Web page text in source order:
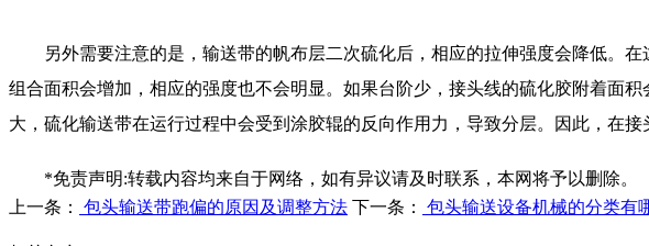
另外需要注意的是，输送带的帆布层二次硫化后，相应的拉伸强度会降低。在
组合面积会增加，相应的强度也不会明显。如果台阶少，接头线的硫化胶附着面
大，硫化输送带在运行过程中会受到涂胶辊的反向作用力，导致分层。因此，在
*免责声明:转载内容均来自于网络，如有异议请及时联系，本网将予以删除。
上一条：
包头输送带跑偏的原因及调整方法 下一条： 包头输送设备机械的分类有